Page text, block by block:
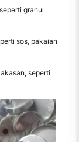
granul
sos, pakaian
seperti